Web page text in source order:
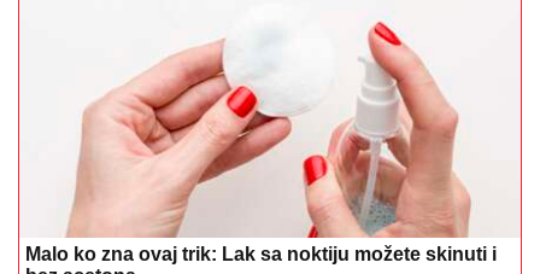
Malo ko zna ovaj trik: Lak sa noktiju možete skinuti i